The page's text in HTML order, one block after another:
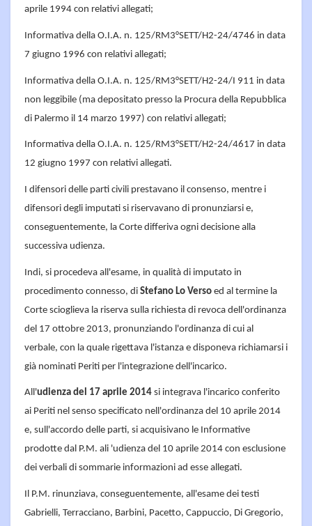
aprile 1994 con relativi allegati;
Informativa della O.I.A. n. 125/RM3°SETT/H2-24/4746 in data
7 giugno 1996 con relativi allegati;
Informativa della O.I.A. n. 125/RM3°SETT/H2-24/I 911 in data
non leggibile (ma depositato presso la Procura della Repubblica
di Palermo il 14 marzo 1997) con relativi allegati;
Informativa della O.I.A. n. 125/RM3°SETT/H2-24/4617 in data
12 giugno 1997 con relativi allegati.
I difensori delle parti civili prestavano il consenso, mentre i
difensori degli imputati si riservavano di pronunziarsi e,
conseguentemente, la Corte differiva ogni decisione alla
successiva udienza.
Indi, si procedeva all'esame, in qualità di imputato in
procedimento connesso, di Stefano Lo Verso ed al termine la
Corte scioglieva la riserva sulla richiesta di revoca dell'ordinanza
del 17 ottobre 2013, pronunziando l'ordinanza di cui al
verbale, con la quale rigettava l'istanza e disponeva richiamarsi i
già nominati Periti per l'integrazione dell'incarico.
All'udienza del 17 aprile 2014 si integrava l'incarico conferito
ai Periti nel senso specificato nell'ordinanza del 10 aprile 2014
e, sull'accordo delle parti, si acquisivano le Informative
prodotte dal P.M. ali 'udienza del 10 aprile 2014 con esclusione
dei verbali di sommarie informazioni ad esse allegati.
Il P.M. rinunziava, conseguentemente, all'esame dei testi
Gabrielli, Terracciano, Barbini, Pacetto, Cappuccio, Di Gregorio,